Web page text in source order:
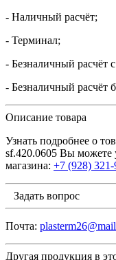
- Наличный расчёт;
- Терминал;
- Безналичный расчёт
- Безналичный расчёт
Описание товара
Узнать подробнее о
sf.420.0605 Вы можете
магазина: +7 (928)
Задать вопрос
Почта:
Другая продукция в